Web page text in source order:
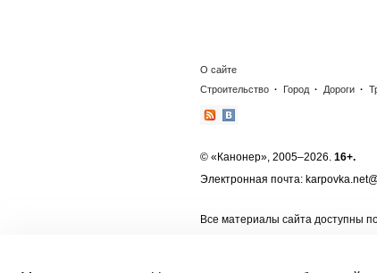
О сайте
Строительство · Город · Дороги ·
© «Канонер», 2005–2026. 16+.
Электронная почта:
Все материалы сайта доступны